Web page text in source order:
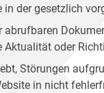
in der gesetzlich
abrufbaren
Aktualität oder
Störungen
in nicht